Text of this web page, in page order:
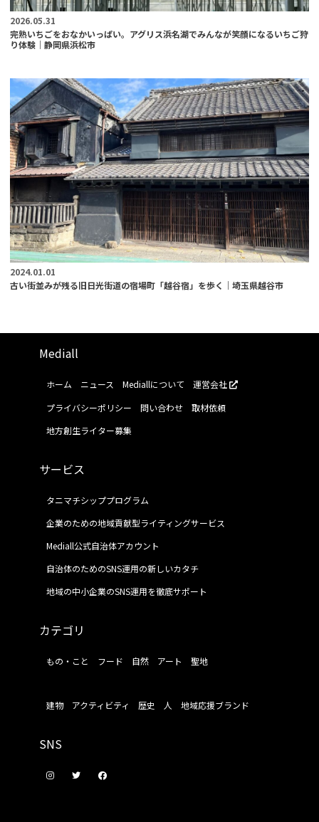
2026.05.31
完熟いちごをおなかいっぱい。アグリス浜名湖でみんなが笑顔になるいちご狩
り体験｜静岡県浜松市
2024.01.01
古い街並みが残る旧日光街道の宿場町「越谷宿」を歩く｜埼玉県越谷市
Mediall
ホーム ニュース Mediallについて
運営会社
プライバシーポリシー
問い合わせ
取材依頼
地方創生ライター募集
サービス
タニマチシッププログラム
企業のための地域貢献型ライティングサービス
Mediall公式自治体アカウント
自治体のためのSNS運用の新しいカタチ
地域の中小企業のSNS運用を徹底サポート
カテゴリ
もの・こと フード 自然 アート 聖地
建物 アクティビティ 歴史 人 地域応援ブランド
SNS